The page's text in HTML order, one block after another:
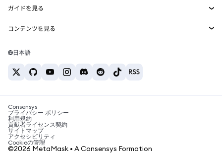
Snaps
Web3サービス
セキュリティ
サポート
キャリア
お問い合わせ
Solanaの価格
Tetherの価格
ETH→USD
USDT→INR
BTC→INR
ETH→USDT
ガイドを見る
ETHの購入
USDTの購入
SHIBの購入
BNBの購入
コンテンツを見る
Solanaウォレット
税制関連ニュース
暗号資産の購入方法は？
ビットコインを売るには？
日本語
Consensys
プライバシー ポリシー
利用規約
貢献者ライセンス契約
サイトマップ
アクセシビリティ
Cookieの管理
©2026 MetaMask • A Consensys Formation